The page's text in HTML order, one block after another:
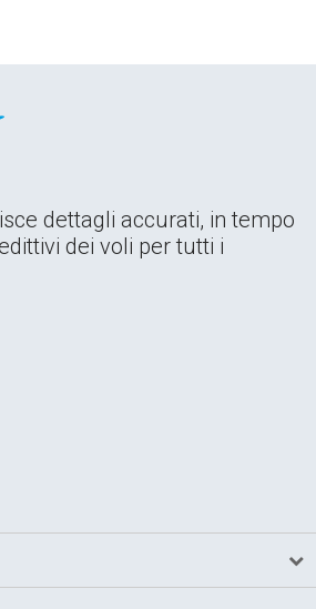
dettagli accurati, in tempo
dei voli per tutti i